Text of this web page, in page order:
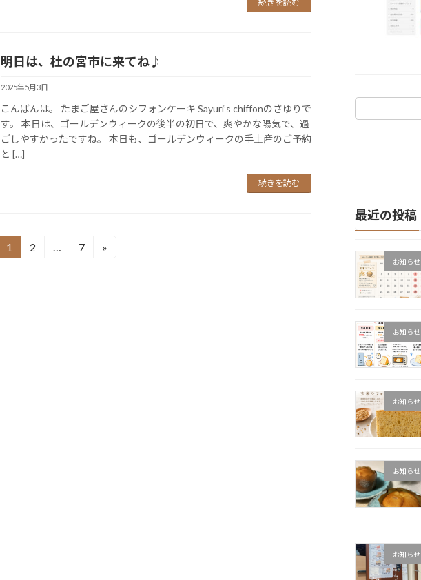
続きを読む
明日は、杜の宮市に来てね♪
2025年5月3日
こんばんは。 たまご屋さんのシフォンケーキ Sayuri’s chiffonのさゆりで
す。 本日は、ゴールデンウィークの後半の初日で、爽やかな陽気で、過
ごしやすかったですね。 本日も、ゴールデンウィークの手土産のご予約
と […]
続きを読む
固
1
固
2
固
7 »
最近の投稿
お知らせ
お知らせ
お知らせ
お知らせ
お知らせ